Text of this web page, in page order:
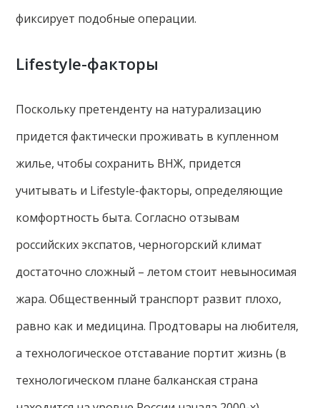
фиксирует подобные операции.
Lifestyle-факторы
Поскольку претенденту на натурализацию
придется фактически проживать в купленном
жилье, чтобы сохранить ВНЖ, придется
учитывать и Lifestyle-факторы, определяющие
комфортность быта. Согласно отзывам
российских экспатов, черногорский климат
достаточно сложный – летом стоит невыносимая
жара. Общественный транспорт развит плохо,
равно как и медицина. Продтовары на любителя,
а технологическое отставание портит жизнь (в
технологическом плане балканская страна